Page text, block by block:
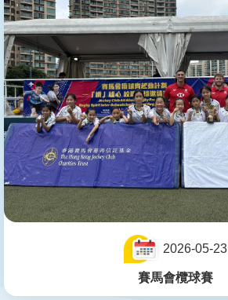
2026-05-23
賽馬會欖球賽